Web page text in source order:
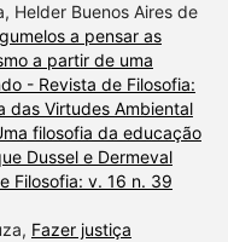
Helder Buenos Aires de
a pensar as
a partir de uma
- Revista de Filosofia:
das Virtudes Ambiental
filosofia da educação
Dussel e Dermeval
Filosofia: v. 16 n. 39
Fazer justiça